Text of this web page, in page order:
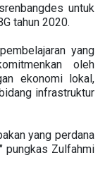
untuk
tahun 2020.
yang
oleh
ekonomi lokal,
infrastruktur
yang perdana
pungkas Zulfahmi